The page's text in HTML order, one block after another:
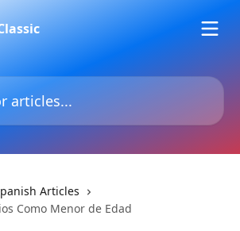
Articles
Como Menor de Edad